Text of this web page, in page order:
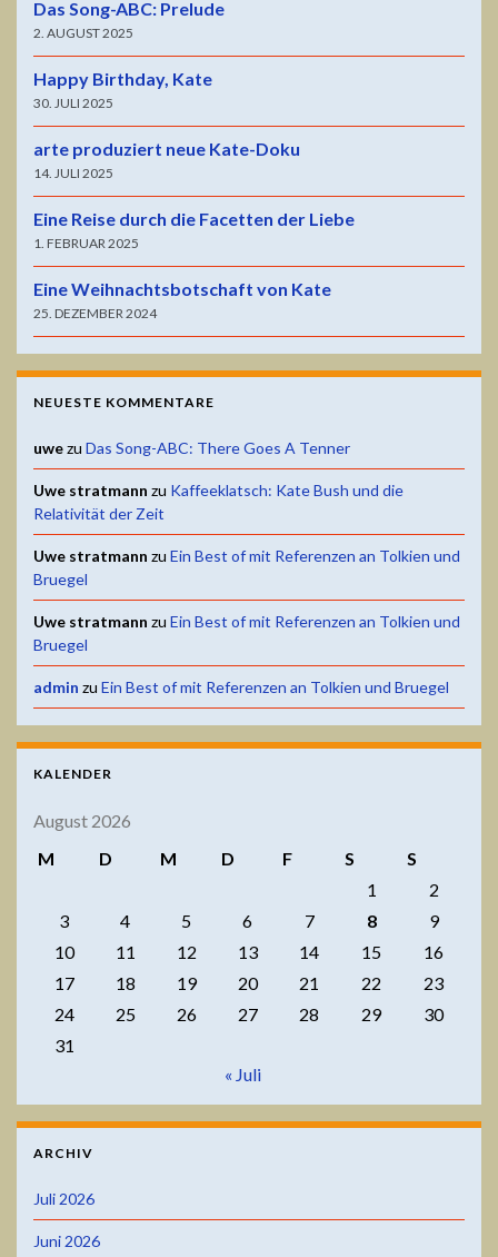
Das Song-ABC: Prelude
2. AUGUST 2025
Happy Birthday, Kate
30. JULI 2025
arte produziert neue Kate-Doku
14. JULI 2025
Eine Reise durch die Facetten der Liebe
1. FEBRUAR 2025
Eine Weihnachtsbotschaft von Kate
25. DEZEMBER 2024
NEUESTE KOMMENTARE
uwezu Das Song-ABC: There Goes A Tenner
Uwe stratmann zu Kaffeeklatsch: Kate Bush und die
Relativität der Zeit
Uwe stratmann zu Ein Best of mit Referenzen an Tolkien und
Bruegel
Uwe stratmann zu Ein Best of mit Referenzen an Tolkien und
Bruegel
admin zu Ein Best of mit Referenzen an Tolkien und Bruegel
KALENDER
August 2026
M
D M D F S
S
1
2
3
4 5 6 7 8
9
10
11 12 13 14 15
16
17
18 19 20 21 22
23
24
25 26 27 28 29
30
31
« Juli
ARCHIV
Juli 2026
Juni 2026